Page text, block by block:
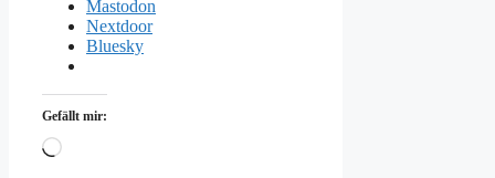
Mastodon
Nextdoor
Bluesky
Gefällt mir:
Wird